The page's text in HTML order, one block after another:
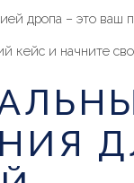
дропа – это ваш
кейс и начните